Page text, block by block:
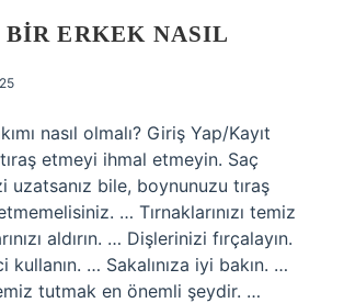
ERKEK NASIL
nasıl olmalı? Giriş Yap/Kayıt
etmeyi ihmal etmeyin. Saç
uzatsanız bile, boynunuzu tıraş
… Tırnaklarınızı temiz
aldırın. … Dişlerinizi fırçalayın.
… Sakalınıza iyi bakın. …
tutmak en önemli şeydir. …